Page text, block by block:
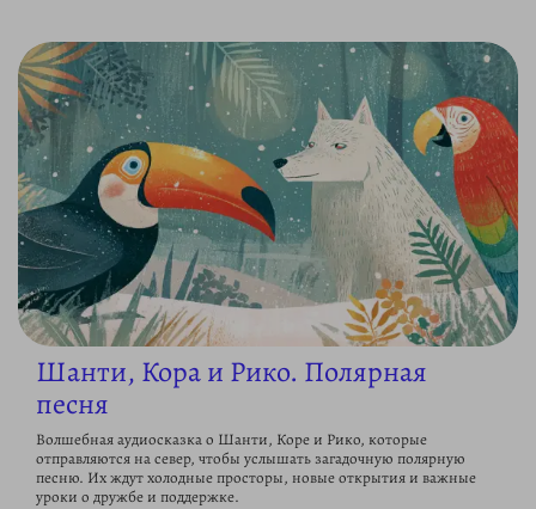
Шанти, Кора и Рико. Полярная
песня
Волшебная аудиосказка о Шанти, Коре и Рико, которые
отправляются на север, чтобы услышать загадочную полярную
песню. Их ждут холодные просторы, новые открытия и важные
уроки о дружбе и поддержке.